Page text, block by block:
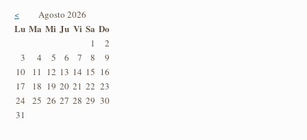
< Agosto 2026
Lu Ma Mi Ju Vi Sa Do
1
2
3
4 5 6 7 8
9
10
11 12 13 14 15 16
17
18 19 20 21 22 23
24
25 26 27 28 29 30
31